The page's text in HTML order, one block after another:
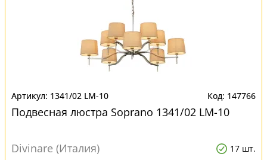
1341/02 LM-10 147766
Подвесная люстра Soprano 1341/02 LM-10
Divinare (Италия) 17 шт.